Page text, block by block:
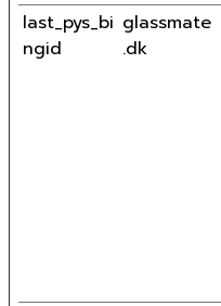
last_pys_bi
ngid
glassmate
.dk